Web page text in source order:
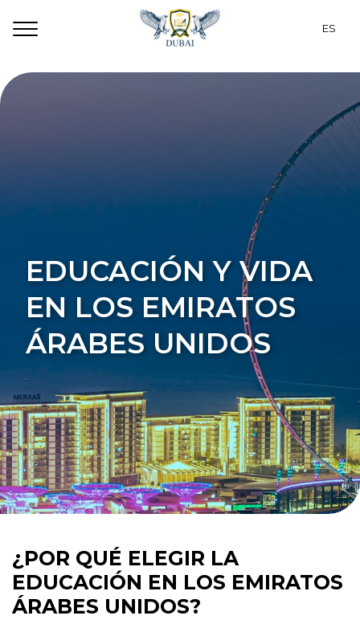
Programas
Contactos
ES
EDUCACIÓN Y VIDA
EN LOS EMIRATOS
ÁRABES UNIDOS
¿POR QUÉ ELEGIR LA
EDUCACIÓN EN LOS EMIRATOS
ÁRABES UNIDOS?